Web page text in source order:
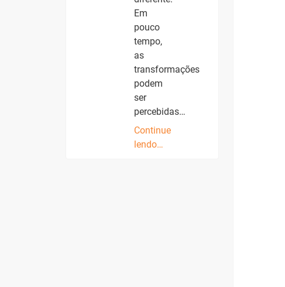
Em
pouco
tempo,
as
transformações
podem
ser
percebidas…
Continue
lendo…